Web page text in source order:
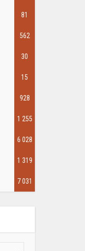
81
562
30
15
928
1 255
6 028
1 319
7 031